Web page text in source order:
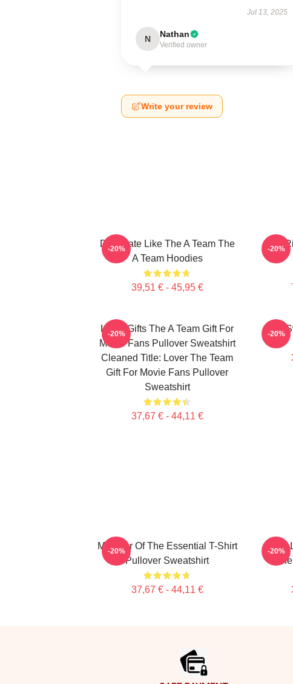
Jul 13, 2025
N Nathan
Verified owner
Write your review
Dominate Like The A Team The
A Team Hoodies
39,51 € - 45,95 €
-20%
All-
-20%
Lover Gifts The A Team Gift For
Movie Fans Pullover Sweatshirt
Cleaned Title: Lover The Team
Gift For Movie Fans Pullover
Sweatshirt
37,67 € - 44,11 €
-20% Le
-20%
Member Of The Essential T-Shirt
Pullover Sweatshirt
37,67 € - 44,11 €
-20%
Push
-20%